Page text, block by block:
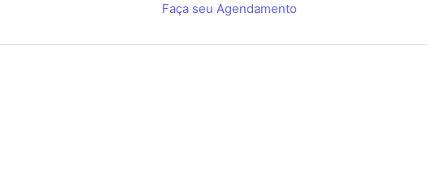
Faça seu Agendamento